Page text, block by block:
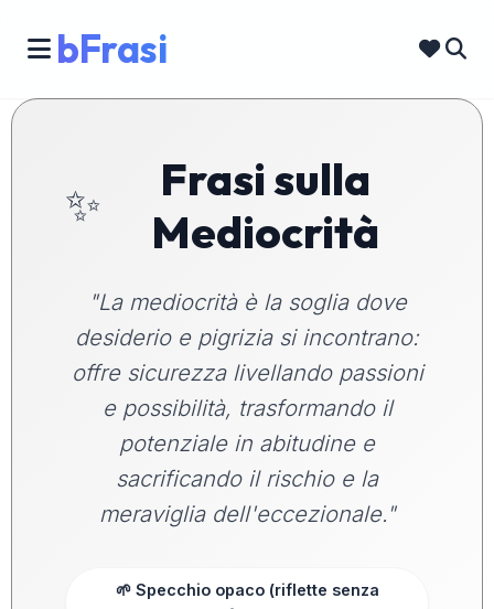
bFrasi
✨
Frasi sulla
Mediocrità
"La mediocrità è la soglia dove
desiderio e pigrizia si incontrano:
offre sicurezza livellando passioni
e possibilità, trasformando il
potenziale in abitudine e
sacrificando il rischio e la
meraviglia dell'eccezionale."
🌱 Specchio opaco (riflette senza